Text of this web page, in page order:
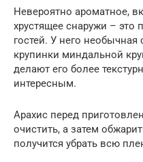
Невероятно ароматное,
хрустящее снаружи – это
гостей. У него
крупинки миндальной
делают его более
интересным.
Арахис перед
очистить, а затем
получится убрать всю